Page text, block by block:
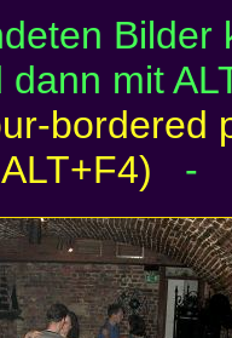
dann mit
bordered
-